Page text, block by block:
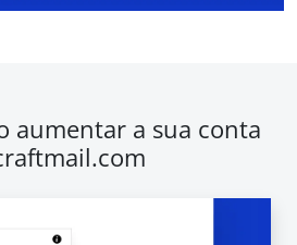
aumentar a sua conta